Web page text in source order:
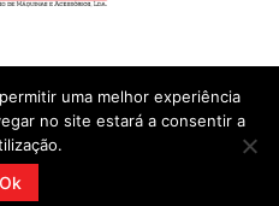
Negócios
direitos reservados.
uma melhor experiência
no site estará a consentir a
Ok